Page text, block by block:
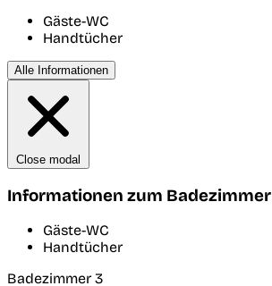
Gäste-WC
Handtücher
Alle Informationen
Close modal
Informationen zum Badezimmer
Gäste-WC
Handtücher
Badezimmer 3